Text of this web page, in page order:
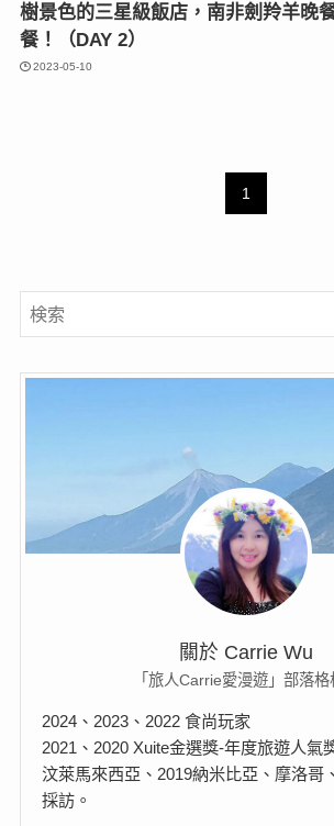
樹景色的三星級飯店，南非劍羚羊晚
餐！（DAY 2）
2023-05-10
1
關於 Carrie Wu
「旅人Carrie愛漫遊」部落格
2024、2023、2022 食尚玩家
2021、2020 Xuite金選獎-年度旅遊人氣
汶萊馬來西亞、2019納米比亞、摩洛哥
採訪。